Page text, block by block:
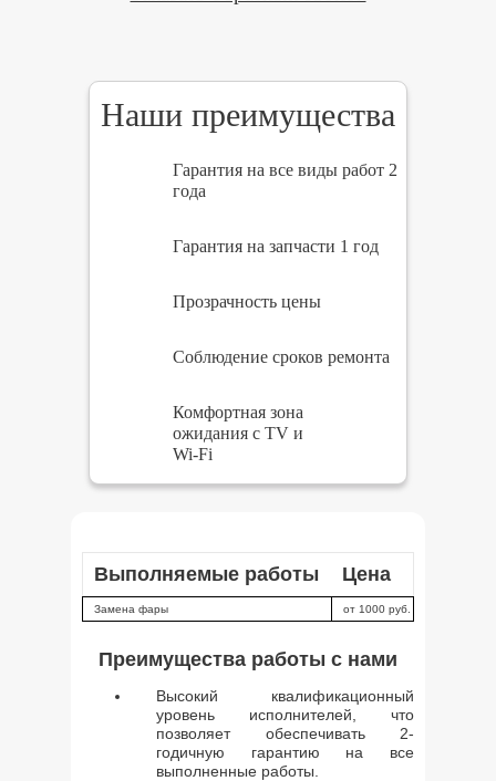
Наши преимущества
Гарантия на все виды работ 2
года
Гарантия на запчасти 1 год
Прозрачность цены
Соблюдение сроков ремонта
Комфортная зона
ожидания с TV и
Wi-Fi
Выполняемые работы Цена
Замена фары от 1000 руб.
Преимущества работы с нами
Высокий квалификационный
уровень исполнителей, что
позволяет обеспечивать 2-
годичную гарантию на все
выполненные работы.